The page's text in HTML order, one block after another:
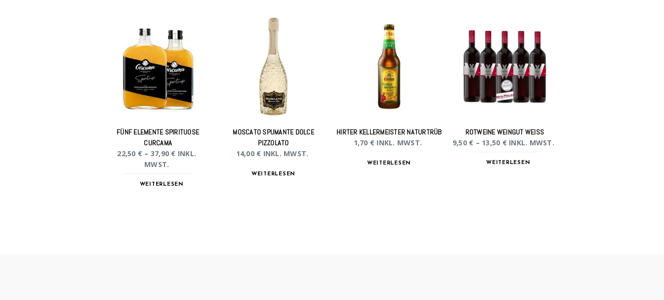
FÜNF ELEMENTE SPIRITUOSE
CURCAMA
22,50 € – 37,90 € INKL.
MWST.
WEITERLESEN
MOSCATO SPUMANTE DOLCE
PIZZOLATO
14,00 € INKL. MWST.
WEITERLESEN
HIRTER KELLERMEISTER NATURTRÜB
1,70 € INKL. MWST.
WEITERLESEN
ROTWEINE WEINGUT WEISS
9,50 € – 13,50 € INKL. MWST.
WEITERLESEN